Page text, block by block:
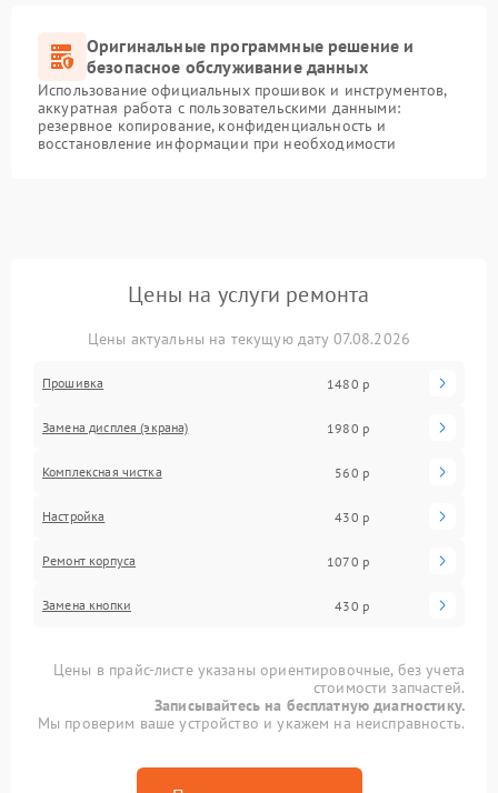
Оригинальные программные решение и
безопасное обслуживание данных
Использование официальных прошивок и инструментов,
аккуратная работа с пользовательскими данными:
резервное копирование, конфиденциальность и
восстановление информации при необходимости
Цены на услуги ремонта
Цены актуальны на текущую дату 07.08.2026
Прошивка 1480 р
Замена дисплея (экрана) 1980 р
Комплексная чистка 560 р
Настройка 430 р
Ремонт корпуса 1070 р
Замена кнопки 430 р
Цены в прайс-листе указаны ориентировочные, без учета
стоимости запчастей.
Записывайтесь на бесплатную диагностику.
Мы проверим ваше устройство и укажем на неисправность.